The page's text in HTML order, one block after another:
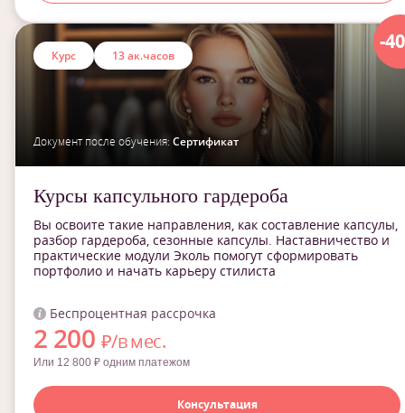
-
Курс 13 ак.часов
Документ после обучения: Сертификат
Курсы капсульного гардероба
Вы освоите такие направления, как составление капсулы,
разбор гардероба, сезонные капсулы. Наставничество и
практические модули Эколь помогут сформировать
портфолио и начать карьеру стилиста
Беспроцентная рассрочка
2 200 ₽/в мес.
Или 12 800 ₽ одним платежом
Консультация